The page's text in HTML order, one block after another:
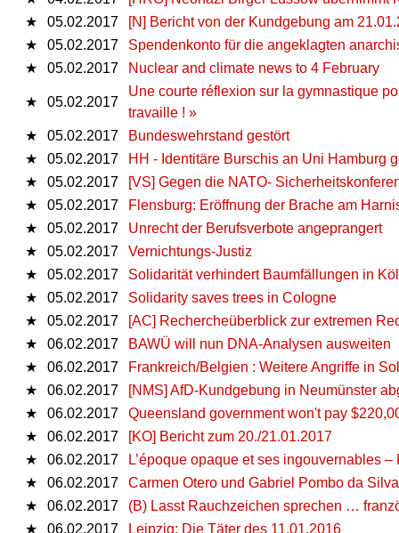
★
05.02.2017
[N] Bericht von der Kundgebung am
★
05.02.2017
Spendenkonto für die angeklagten
★
05.02.2017 Nuclear and climate news to 4 February
★ 05.02.2017
Une courte réflexion sur la gymnastique
travaille ! »
★
05.02.2017
Bundeswehrstand gestört
★
05.02.2017
HH - Identitäre Burschis an Uni Hamburg
★
05.02.2017
[VS] Gegen die NATO-
★
05.02.2017
Flensburg: Eröffnung der Brache am
★
05.02.2017
Unrecht der Berufsverbote angeprangert
★
05.02.2017
Vernichtungs-Justiz
★
05.02.2017
Solidarität verhindert Baumfällungen in
★
05.02.2017
Solidarity saves trees in Cologne
★
05.02.2017
[AC] Rechercheüberblick zur extremen
★
06.02.2017
BAWÜ will nun DNA-Analysen ausweiten
★
06.02.2017
Frankreich/Belgien : Weitere Angriffe in
★
06.02.2017
[NMS] AfD-Kundgebung in Neumünster
★
06.02.2017
Queensland government won't pay
★
06.02.2017
[KO] Bericht zum 20./21.01.2017
★
06.02.2017
L’époque opaque et ses ingouvernables
★
06.02.2017
Carmen Otero und Gabriel Pombo da
★
06.02.2017
(B) Lasst Rauchzeichen sprechen …
★
06.02.2017
Leipzig: Die Täter des 11.01.2016